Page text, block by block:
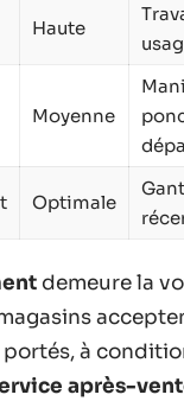
Haute
Moyenne
Optimale
demeure la
à
après-